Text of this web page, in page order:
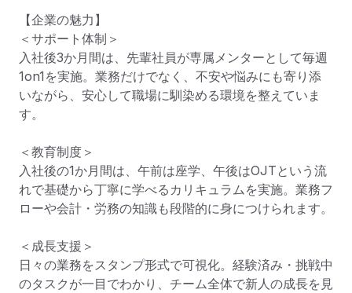
【企業の魅力】
＜サポート体制＞
入社後3か月間は、先輩社員が専属メンターとして毎週
1on1を実施。業務だけでなく、不安や悩みにも寄り添
いながら、安心して職場に馴染める環境を整えていま
す。
＜教育制度＞
入社後の1か月間は、午前は座学、午後はOJTという流
れで基礎から丁寧に学べるカリキュラムを実施。業務フ
ローや会計・労務の知識も段階的に身につけられます。
＜成長支援＞
日々の業務をスタンプ形式で可視化。経験済み・挑戦中
のタスクが一目でわかり、チーム全体で新人の成長を見